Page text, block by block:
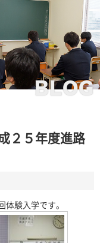
BLOG
２５年度進路
験入学です。